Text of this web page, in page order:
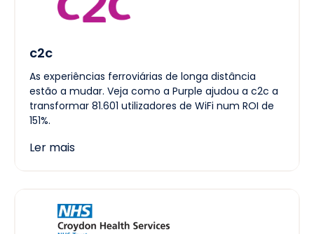
c2c
As experiências ferroviárias de longa distância
estão a mudar. Veja como a Purple ajudou a c2c a
transformar 81.601 utilizadores de WiFi num ROI de
151%.
Ler mais